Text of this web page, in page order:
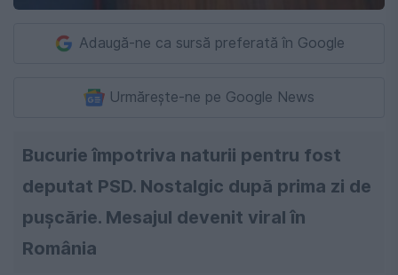
Adaugă-ne ca sursă preferată în Google
Urmărește-ne pe Google News
Bucurie împotriva naturii pentru fost
deputat PSD. Nostalgic după prima zi de
puşcărie. Mesajul devenit viral în
România